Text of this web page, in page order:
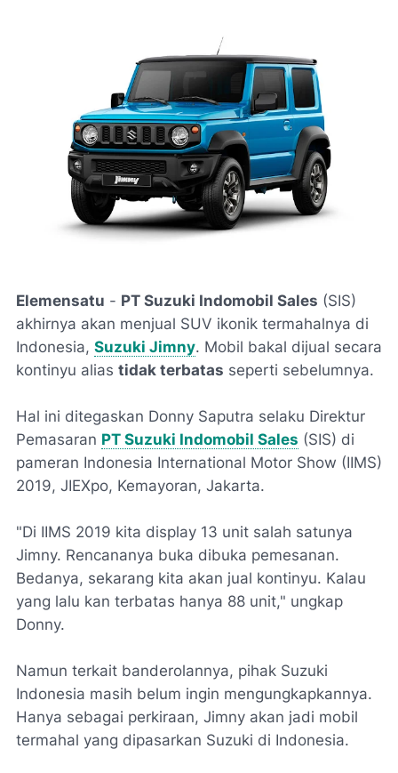
Elemensatu - PT Suzuki Indomobil Sales (SIS)
akhirnya akan menjual SUV ikonik termahalnya di
Indonesia, Suzuki Jimny. Mobil bakal dijual secara
kontinyu alias tidak terbatas seperti sebelumnya.
Hal ini ditegaskan Donny Saputra selaku Direktur
Pemasaran PT Suzuki Indomobil Sales (SIS) di
pameran Indonesia International Motor Show (IIMS)
2019, JIEXpo, Kemayoran, Jakarta.
"Di IIMS 2019 kita display 13 unit salah satunya
Jimny. Rencananya buka dibuka pemesanan.
Bedanya, sekarang kita akan jual kontinyu. Kalau
yang lalu kan terbatas hanya 88 unit," ungkap
Donny.
Namun terkait banderolannya, pihak Suzuki
Indonesia masih belum ingin mengungkapkannya.
Hanya sebagai perkiraan, Jimny akan jadi mobil
termahal yang dipasarkan Suzuki di Indonesia.